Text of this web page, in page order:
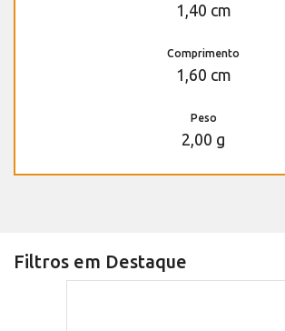
1,40 cm
Comprimento
1,60 cm
Peso
2,00 g
Filtros em Destaque